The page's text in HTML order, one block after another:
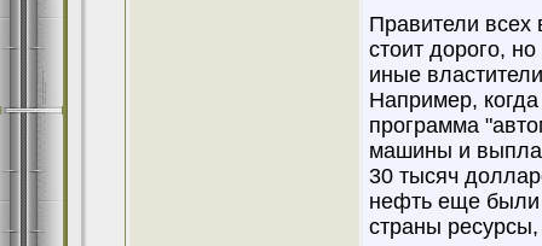
Правители всех
стоит дорого,
иные
Например,
программа
машины и
30 тысяч
нефть еще были
страны